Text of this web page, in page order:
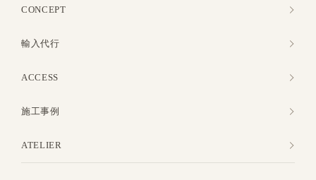
CONCEPT
輸入代行
ACCESS
施工事例
ATELIER